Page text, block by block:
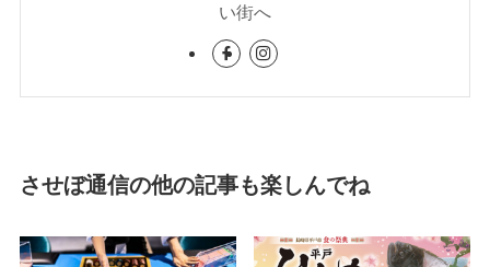
い街へ
させぼ通信の他の記事も楽しんでね